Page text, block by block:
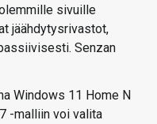
sivuille
jäähdytysrivastot,
Senzan
Windows 11 Home N
-malliin voi valita